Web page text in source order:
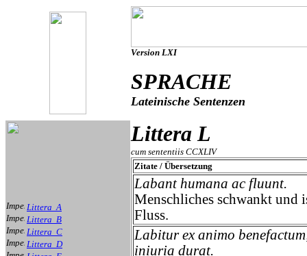
Version LXI
SPRACHE
Lateinische Sentenzen
Littera A
Littera B
Littera C
Littera D
Littera L
cum sententiis CCXLIV
Zitate / Übersetzung
Labant humana ac fluunt.
Menschliches schwankt und
Fluss.
Labitur ex animo
iniuria durat.